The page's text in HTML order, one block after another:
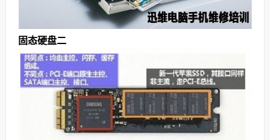
固态硬盘二